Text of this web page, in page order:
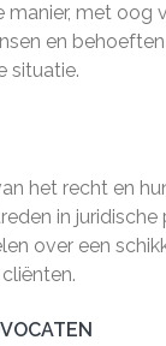
manier, met
en
situatie.
het recht en
in
over een